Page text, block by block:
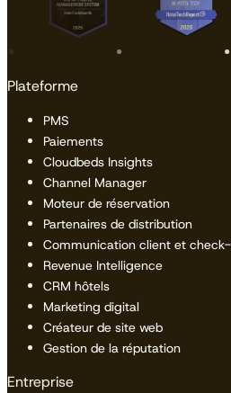
Plateforme
PMS
Paiements
Cloudbeds Insights
Channel Manager
Moteur de réservation
Partenaires de distribution
Communication client et
Revenue Intelligence
CRM hôtels
Marketing digital
Créateur de site web
Gestion de la réputation
Entreprise